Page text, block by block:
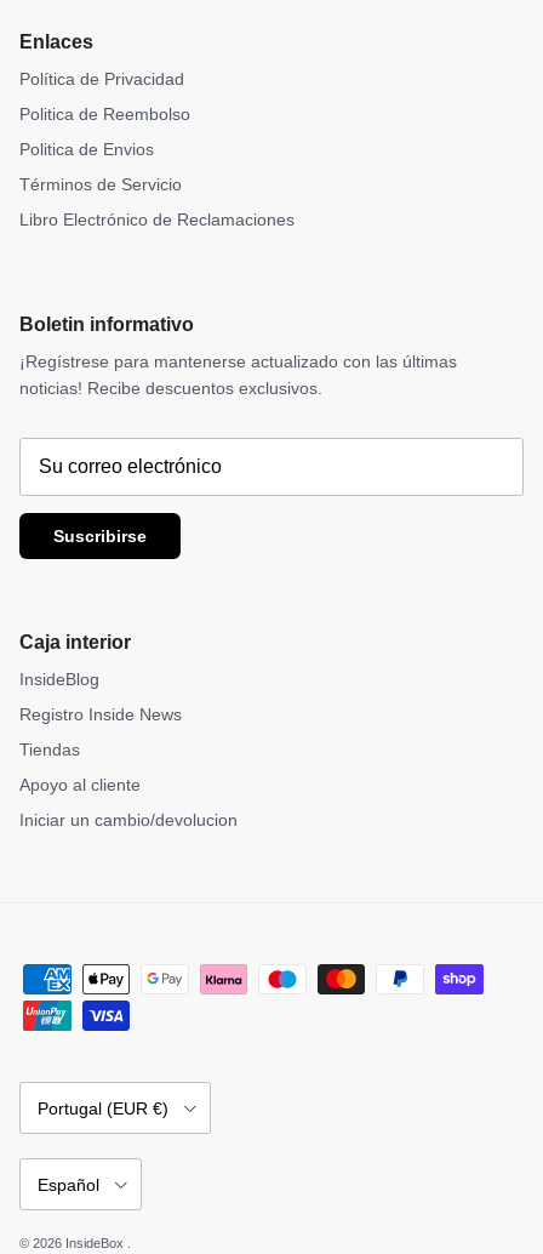
Enlaces
Política de Privacidad
Politica de Reembolso
Politica de Envios
Términos de Servicio
Libro Electrónico de Reclamaciones
Boletin informativo
¡Regístrese para mantenerse actualizado con las últimas
noticias! Recibe descuentos exclusivos.
Suscribirse
Caja interior
InsideBlog
Registro Inside News
Tiendas
Apoyo al cliente
Iniciar un cambio/devolucion
Portugal (EUR €)
Español
© 2026 InsideBox